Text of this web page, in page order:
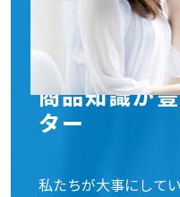
商品知識が
ター
私たちが大事にして